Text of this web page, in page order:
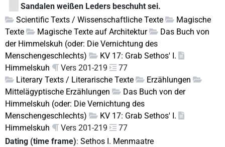
Sandalen weißen Leders beschuht sei.
Scientific Texts / Wissenschaftliche Texte
Magische
Texte
Magische Texte auf Architektur
Das Buch von
der Himmelskuh (oder: Die Vernichtung des
Menschengeschlechts)
KV 17: Grab Sethos' I.
Himmelskuh
Vers 201-219
77
Literary Texts / Literarische Texte
Erzählungen
Mittelägyptische Erzählungen
Das Buch von der
Himmelskuh (oder: Die Vernichtung des
Menschengeschlechts)
KV 17: Grab Sethos' I.
Himmelskuh
Vers 201-219
77
Dating (time frame): Sethos I. Menmaatre